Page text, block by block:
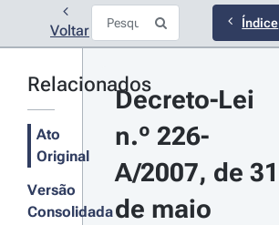
Voltar Índice
Relacionados
Ato
Original
Versão
Consolidada
Decreto-Lei
n.º 226-
A/2007, de 31
de maio